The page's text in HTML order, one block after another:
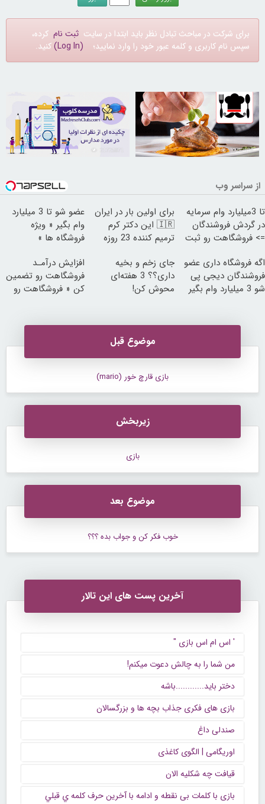
برای شرکت در مباحث تبادل نظر باید ابتدا در سایت ثبت نام کرده،
سپس نام کاربری و کلمه عبور خود را وارد نمایید؛ (Log In) کنید.
30252576
از سراسر وب
تا 3میلیارد وام سرمایه
در گردش فروشندگان
=> فروشگاهت رو ثبت
برای اولین بار در ایران
🇮🇷 این دکتر کرم
ترمیم کننده 23 روزه
عضو شو تا 3 میلیارد
وام بگیر « ویژه
فروشگاه ها »
اگه فروشگاه داری عضو
فروشندگان دیجی پی
شو 3 میلیارد وام بگیر
جای زخم و بخیه
داری؟؟ 3 هفته‌ای
محوش کن!
افزایش درآمـد
فروشگاهت رو تضمین
کن « فروشگاهت رو
موضوع قبل
بازی قارچ خور (mario)
زیربخش
بازی
موضوع بعد
خوب فكر كن و جواب بده ؟؟؟
آخرین پست های این تالار
' اس ام اس بازی "
من شما را به چالش دعوت میکنم!
دختر باید............باشه
بازی های فکری جذاب بچه ها و بزرگسالان
صندلی داغ
اوریگامی | الگوی کاغذی
قیافت چه شکلیه الان
بازی با کلمات بی نقطه و ادامه با آخرين حرف كلمه ي قبلي